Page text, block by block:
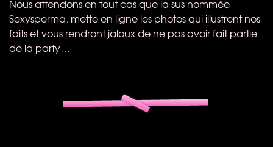
Nous attendons en tout cas que la sus nommée
Sexysperma, mette en ligne les photos qui illustrent nos
faits et vous rendront jaloux de ne pas avoir fait partie
de la party…